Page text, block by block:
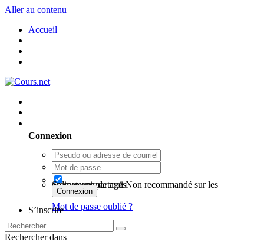
Aller au contenu
Accueil
Connexion
Se souvenir de moi
Non recommandé sur les ordinateurs partagés
Connexion
Mot de passe oublié ?
S’inscrire
Rechercher dans